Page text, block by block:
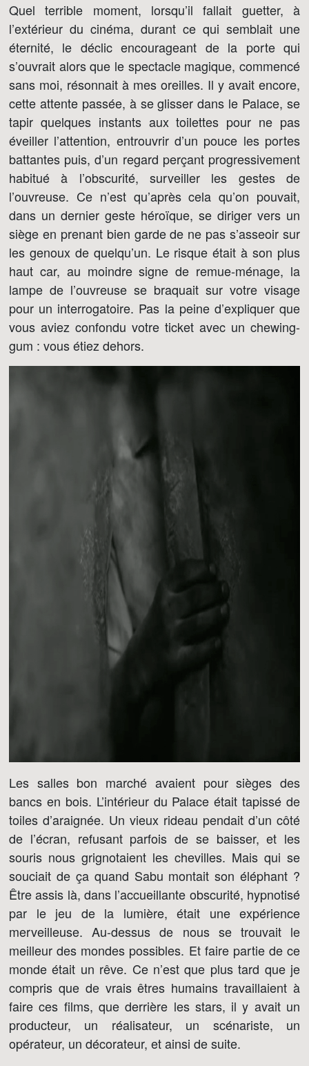
Quel terrible moment, lorsqu’il fallait guetter, à
l’extérieur du cinéma, durant ce qui semblait une
éternité, le déclic encourageant de la porte qui
s’ouvrait alors que le spectacle magique, commencé
sans moi, résonnait à mes oreilles. Il y avait encore,
cette attente passée, à se glisser dans le Palace, se
tapir quelques instants aux toilettes pour ne pas
éveiller l’attention, entrouvrir d’un pouce les portes
battantes puis, d’un regard perçant progressivement
habitué à l’obscurité, surveiller les gestes de
l’ouvreuse. Ce n’est qu’après cela qu’on pouvait,
dans un dernier geste héroïque, se diriger vers un
siège en prenant bien garde de ne pas s’asseoir sur
les genoux de quelqu’un. Le risque était à son plus
haut car, au moindre signe de remue-ménage, la
lampe de l’ouvreuse se braquait sur votre visage
pour un interrogatoire. Pas la peine d’expliquer que
vous aviez confondu votre ticket avec un chewing-
gum : vous étiez dehors.
Les salles bon marché avaient pour sièges des
bancs en bois. L’intérieur du Palace était tapissé de
toiles d’araignée. Un vieux rideau pendait d’un côté
de l’écran, refusant parfois de se baisser, et les
souris nous grignotaient les chevilles. Mais qui se
souciait de ça quand Sabu montait son éléphant ?
Être assis là, dans l’accueillante obscurité, hypnotisé
par le jeu de la lumière, était une expérience
merveilleuse. Au-dessus de nous se trouvait le
meilleur des mondes possibles. Et faire partie de ce
monde était un rêve. Ce n’est que plus tard que je
compris que de vrais êtres humains travaillaient à
faire ces films, que derrière les stars, il y avait un
producteur, un réalisateur, un scénariste, un
opérateur, un décorateur, et ainsi de suite.